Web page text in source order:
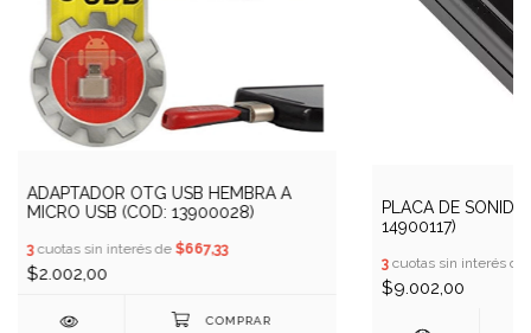
ADAPTADOR OTG USB HEMBRA A
MICRO USB (COD: 13900028)
3cuotas sin interés de $667,33
$2.002,00
PLACA DE SONIDO
14900117)
3cuotas sin interés de
$9.002,00